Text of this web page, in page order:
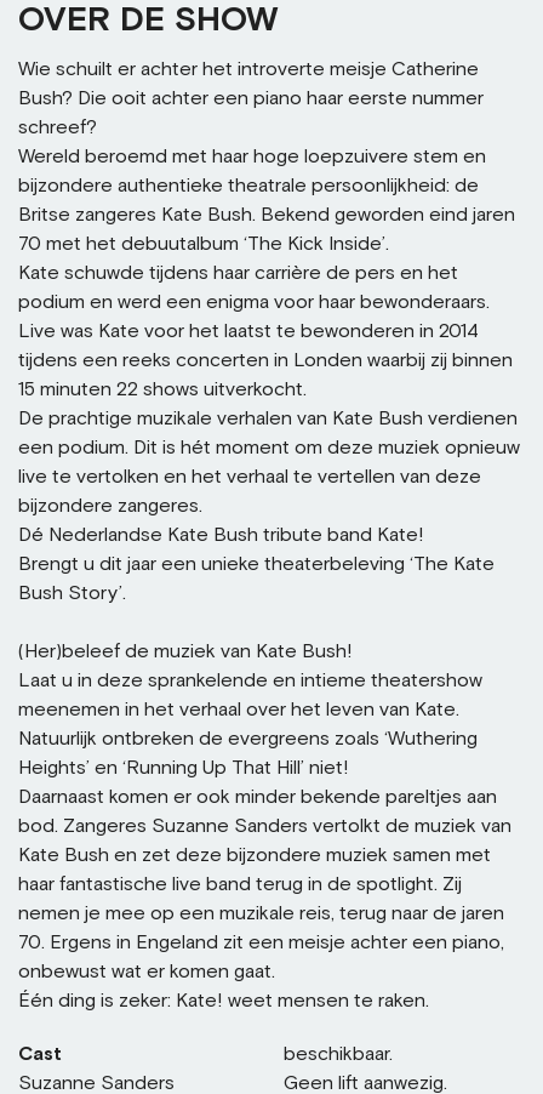
OVER DE SHOW
Wie schuilt er achter het introverte meisje Catherine
Bush? Die ooit achter een piano haar eerste nummer
schreef?
Wereld beroemd met haar hoge loepzuivere stem en
bijzondere authentieke theatrale persoonlijkheid: de
Britse zangeres Kate Bush. Bekend geworden eind jaren
70 met het debuutalbum ‘The Kick Inside’.
Kate schuwde tijdens haar carrière de pers en het
podium en werd een enigma voor haar bewonderaars.
Live was Kate voor het laatst te bewonderen in 2014
tijdens een reeks concerten in Londen waarbij zij binnen
15 minuten 22 shows uitverkocht.
De prachtige muzikale verhalen van Kate Bush verdienen
een podium. Dit is hét moment om deze muziek opnieuw
live te vertolken en het verhaal te vertellen van deze
bijzondere zangeres.
Dé Nederlandse Kate Bush tribute band Kate!
Brengt u dit jaar een unieke theaterbeleving ‘The Kate
Bush Story’.
(Her)beleef de muziek van Kate Bush!
Laat u in deze sprankelende en intieme theatershow
meenemen in het verhaal over het leven van Kate.
Natuurlijk ontbreken de evergreens zoals ‘Wuthering
Heights’ en ‘Running Up That Hill’ niet!
Daarnaast komen er ook minder bekende pareltjes aan
bod. Zangeres Suzanne Sanders vertolkt de muziek van
Kate Bush en zet deze bijzondere muziek samen met
haar fantastische live band terug in de spotlight. Zij
nemen je mee op een muzikale reis, terug naar de jaren
70. Ergens in Engeland zit een meisje achter een piano,
onbewust wat er komen gaat.
Één ding is zeker: Kate! weet mensen te raken.
Cast
Suzanne Sanders
beschikbaar.
Geen lift aanwezig.